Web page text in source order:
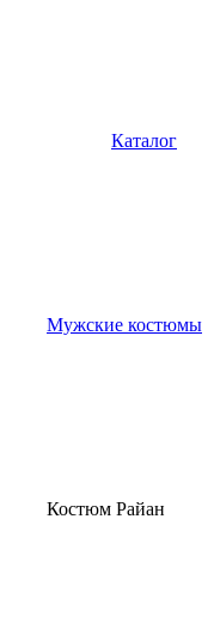
Каталог
Мужские костюмы
Костюм Райан